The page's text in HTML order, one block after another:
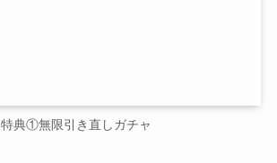
特典①無限引き直しガチャ